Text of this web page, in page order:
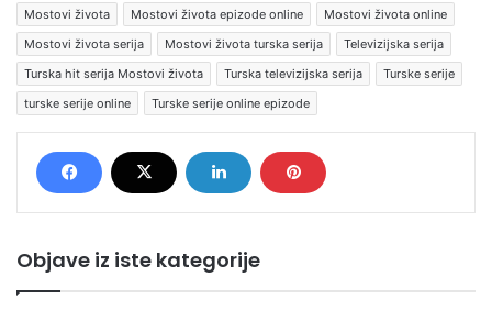
Mostovi života
Mostovi života epizode online
Mostovi života online
Mostovi života serija
Mostovi života turska serija
Televizijska serija
Turska hit serija Mostovi života
Turska televizijska serija
Turske serije
turske serije online
Turske serije online epizode
Objave iz iste kategorije